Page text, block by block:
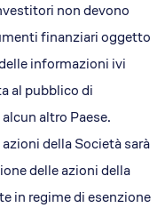
non devono
finanziari oggetto
informazioni ivi
al pubblico di
altro Paese.
della Società sarà
delle azioni della
in regime di esenzione